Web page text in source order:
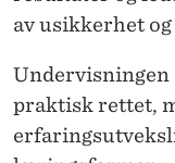
N
N
N
Å
av usikkerhet
Undervisningen
praktisk rettet,